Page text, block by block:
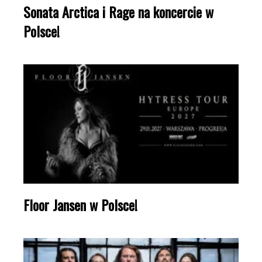
Sonata Arctica i Rage na koncercie w
Polsce!
Floor Jansen w Polsce!